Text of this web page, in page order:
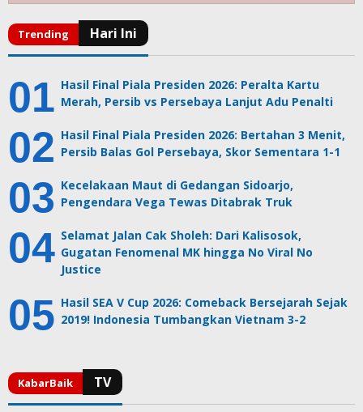
Hasil Final Piala Presiden 2026: Peralta Kartu
Merah, Persib vs Persebaya Lanjut Adu Penalti
Hasil Final Piala Presiden 2026: Bertahan 3 Menit,
Persib Balas Gol Persebaya, Skor Sementara 1-1
Kecelakaan Maut di Gedangan Sidoarjo,
Pengendara Vega Tewas Ditabrak Truk
Selamat Jalan Cak Sholeh: Dari Kalisosok,
Gugatan Fenomenal MK hingga No Viral No
Justice
Hasil SEA V Cup 2026: Comeback Bersejarah Sejak
2019! Indonesia Tumbangkan Vietnam 3-2